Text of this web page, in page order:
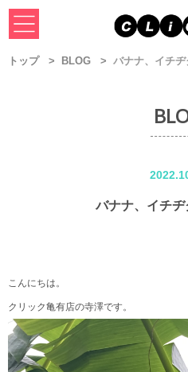
トップ BLOG バナナ、イチヂ
バナナ、イチヂ
こんにちは。
クリック亀有店の寺澤です。